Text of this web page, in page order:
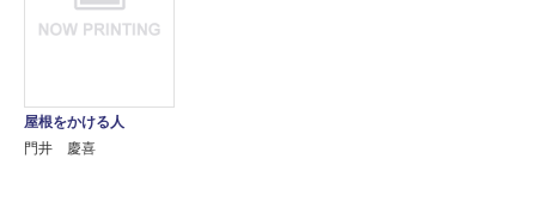
屋根をかける人
門井 慶喜